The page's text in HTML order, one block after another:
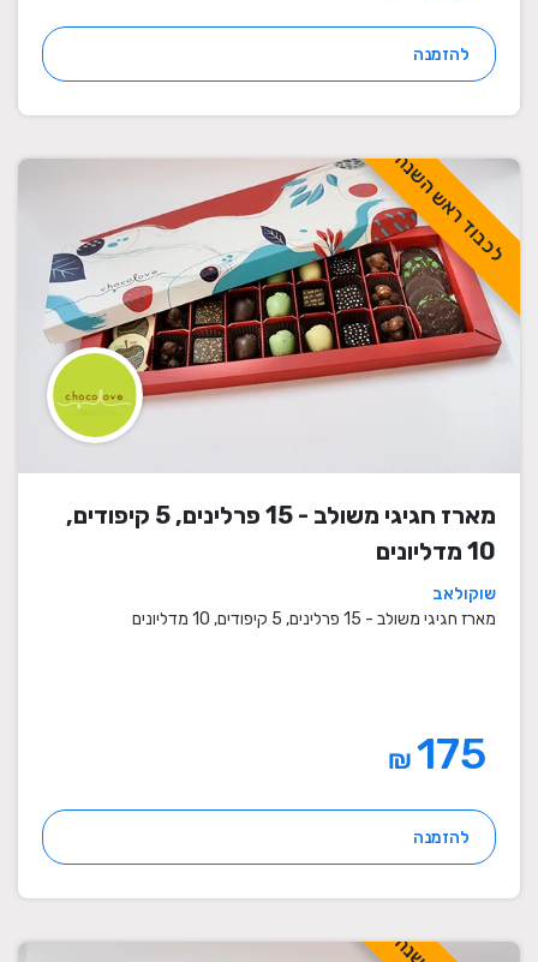
להזמנה
לכבוד ראש השנה
מארז חגיגי משולב - 15 פרלינים, 5 קיפודים,
10 מדליונים
שוקולאב
מארז חגיגי משולב - 15 פרלינים, 5 קיפודים, 10 מדליונים
₪
להזמנה